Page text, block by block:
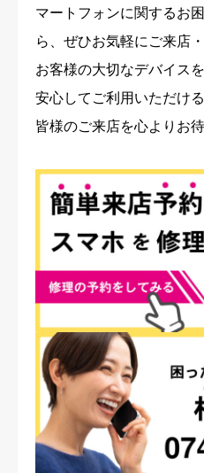
マートフォンに関するお
ら、ぜひお気軽にご来店
お客様の大切なデバイス
安心してご利用いただけ
皆様のご来店を心よりお